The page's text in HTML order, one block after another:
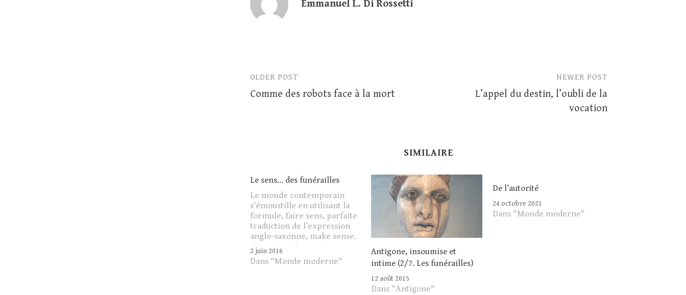
Emmanuel L. Di Rossetti
Post
navigation
OLDER POST
Comme des robots face à la mort
NEWER POST
L’appel du destin, l’oubli de la
vocation
SIMILAIRE
Le sens… des funérailles
Le monde con­tem­po­rain
s’émoustille en util­isant la
for­mule, faire sens, par­faite
tra­duc­tion de l’expression
anglo-sax­onne, make sense.
Il est récon­for­t­ant de se
répéter cette expres­sion
sans que cela ait en vérité
2 juin 2016
Dans "Monde moderne"
Antigone, insoumise et
intime (2/7. Les funérailles)
12 août 2015
Dans "Antigone"
De l’autorité
24 octobre 2021
Dans "Monde moderne"